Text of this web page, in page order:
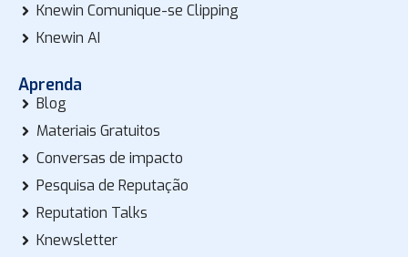
Knewin Comunique-se Clipping
Knewin AI
Aprenda
Blog
Materiais Gratuitos
Conversas de impacto
Pesquisa de Reputação
Reputation Talks
Knewsletter